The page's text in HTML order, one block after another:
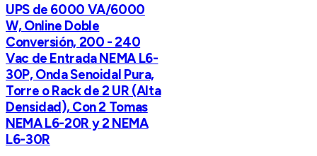
UPS de 6000 VA/6000
W, Online Doble
Conversión, 200 - 240
Vac de Entrada NEMA L6-
30P, Onda Senoidal Pura,
Torre o Rack de 2 UR (Alta
Densidad), Con 2 Tomas
NEMA L6-20R y 2 NEMA
L6-30R